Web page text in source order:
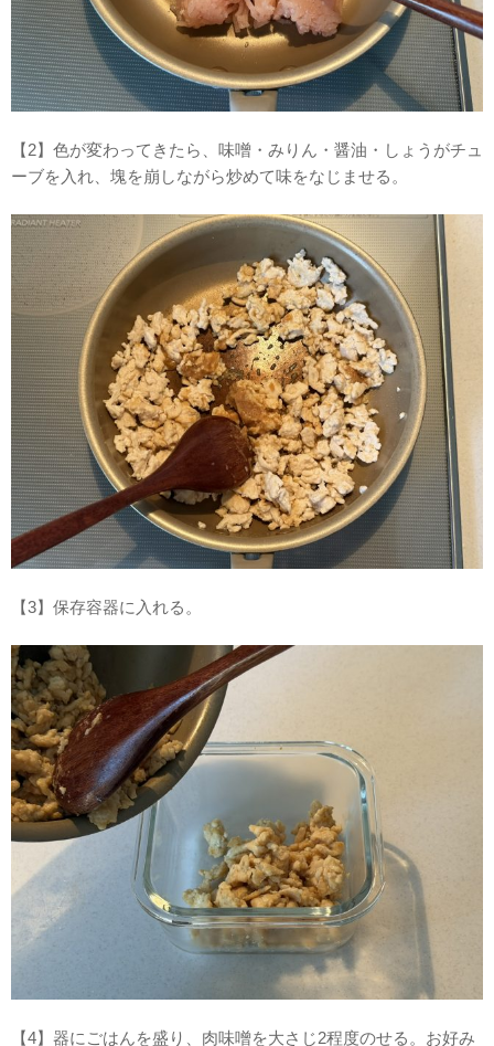
【2】色が変わってきたら、味噌・みりん・醤油・しょうがチュ
ーブを入れ、塊を崩しながら炒めて味をなじませる。
【3】保存容器に入れる。
【4】器にごはんを盛り、肉味噌を大さじ2程度のせる。お好み